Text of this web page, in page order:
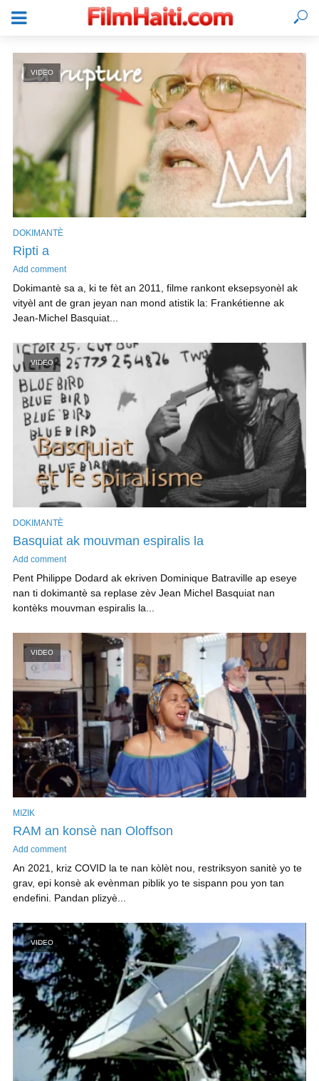
KONEKTE
VIDEO
DOKIMANTÈ
Ripti a
Add comment
Dokimantè sa a, ki te fèt an 2011, filme rankont eksepsyonèl ak
vityèl ant de gran jeyan nan mond atistik la: Frankétienne ak
Jean-Michel Basquiat...
VIDEO
DOKIMANTÈ
Basquiat ak mouvman espiralis la
Add comment
Pent Philippe Dodard ak ekriven Dominique Batraville ap eseye
nan ti dokimantè sa replase zèv Jean Michel Basquiat nan
kontèks mouvman espiralis la...
VIDEO
MIZIK
RAM an konsè nan Oloffson
Add comment
An 2021, kriz COVID la te nan kòlèt nou, restriksyon sanitè yo te
grav, epi konsè ak evènman piblik yo te sispann pou yon tan
endefini. Pandan plizyè...
VIDEO